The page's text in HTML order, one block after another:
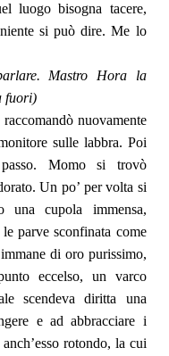
luogo bisogna tacere,
si può dire. Me lo
Mastro Hora la
fuori)
nuovamente
sulle labbra. Poi
Momo si trovò
Un po’ per volta si
una cupola immensa,
parve sconfinata come
di oro purissimo,
eccelso, un varco
scendeva diritta una
e ad abbracciare i
rotondo, la cui